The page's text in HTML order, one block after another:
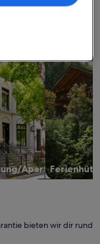
deinem
Apartment
bieten wir dir rund